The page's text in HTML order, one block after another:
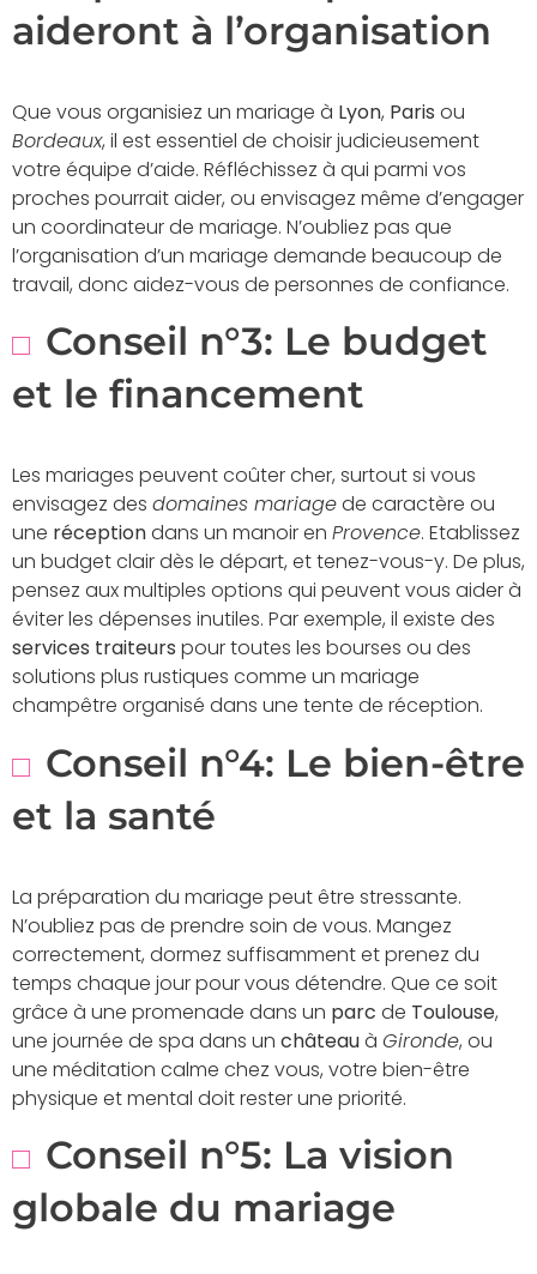
aideront à l’organisation
Que vous organisiez un mariage à Lyon, Paris ou
Bordeaux, il est essentiel de choisir judicieusement
votre équipe d’aide. Réfléchissez à qui parmi vos
proches pourrait aider, ou envisagez même d’engager
un coordinateur de mariage. N’oubliez pas que
l’organisation d’un mariage demande beaucoup de
travail, donc aidez-vous de personnes de confiance.
Conseil n°3: Le budget
et le financement
Les mariages peuvent coûter cher, surtout si vous
envisagez des domaines mariagede caractère ou
une réceptiondans un manoir en Provence. Etablissez
un budget clair dès le départ, et tenez-vous-y. De plus,
pensez aux multiples options qui peuvent vous aider à
éviter les dépenses inutiles. Par exemple, il existe des
services traiteurs pour toutes les bourses ou des
solutions plus rustiques comme un mariage
champêtre organisé dans une tente de réception.
Conseil n°4: Le bien-être
et la santé
La préparation du mariage peut être stressante.
N’oubliez pas de prendre soin de vous. Mangez
correctement, dormez suffisamment et prenez du
temps chaque jour pour vous détendre. Que ce soit
grâce à une promenade dans un parc de Toulouse,
une journée de spa dans un châteauà Gironde, ou
une méditation calme chez vous, votre bien-être
physique et mental doit rester une priorité.
Conseil n°5: La vision
globale du mariage